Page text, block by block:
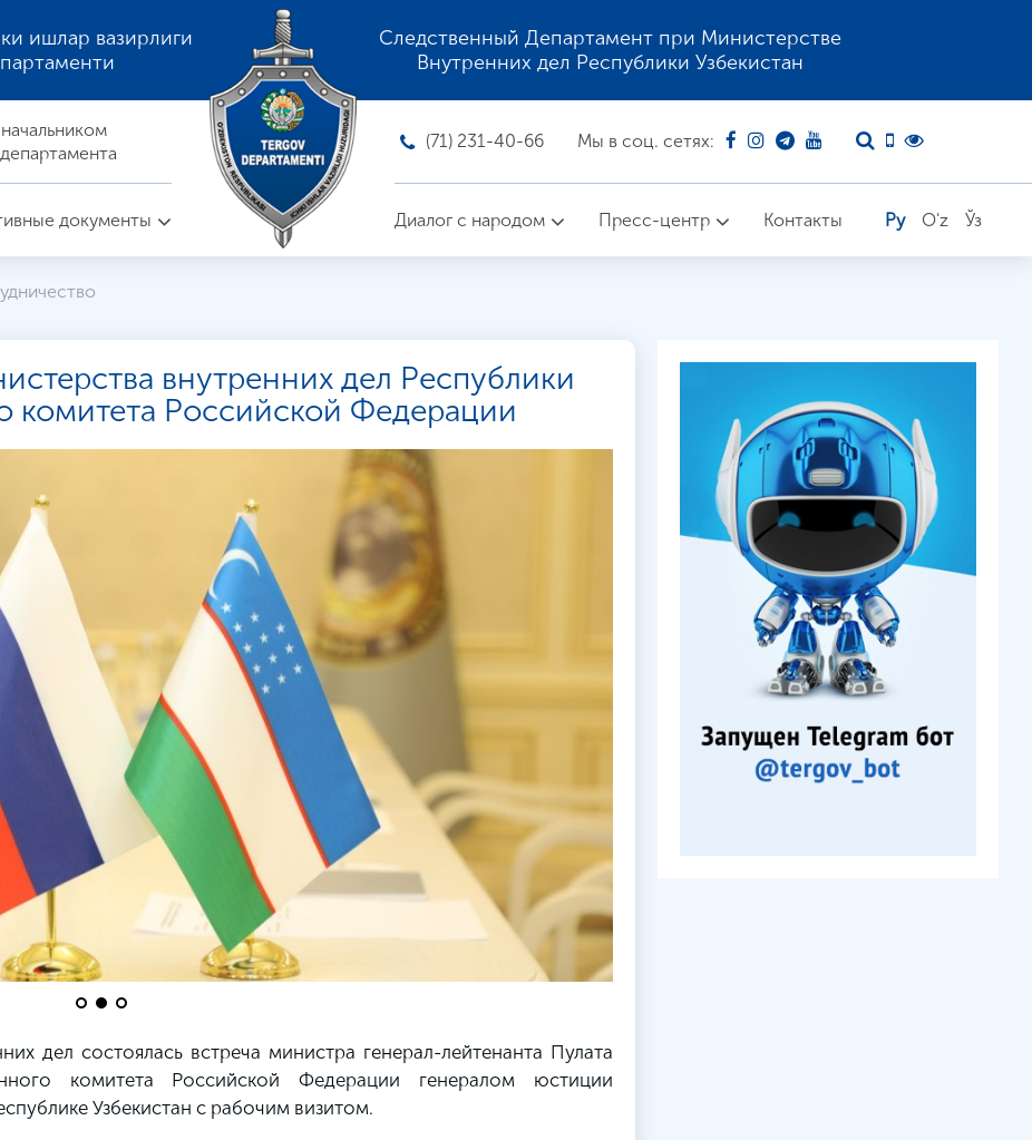
ишлар вазирлиги
Следственный Департамент при Министерстве
Внутренних дел Республики Узбекистан
(71) 231-40-66 Мы в соц. сетях:
документы Диалог с народом Пресс-центр Контакты Ру O'z Ўз
внутренних дел Республики
комитета Российской Федерации
дел состоялась встреча министра генерал-лейтенанта Пулата
комитета Российской Федерации генералом юстиции
Узбекистан с рабочим визитом.